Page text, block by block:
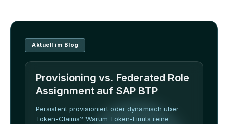
Aktuell im Blog
Provisioning vs. Federated Role
Assignment auf SAP BTP
Persistent provisioniert oder dynamisch über
Token-Claims? Warum Token-Limits reine